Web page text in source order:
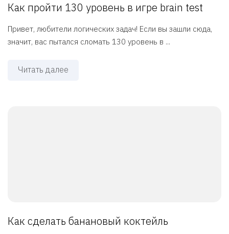
Как пройти 130 уровень в игре brain test
Привет, любители логических задач! Если вы зашли сюда,
значит, вас пытался сломать 130 уровень в ...
Читать далее
Как сделать банановый коктейль